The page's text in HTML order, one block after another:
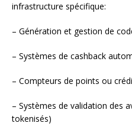
infrastructure spécifique:
– Génération et gestion de
– Systèmes de cashback
– Compteurs de points ou
– Systèmes de validation des
tokenisés)